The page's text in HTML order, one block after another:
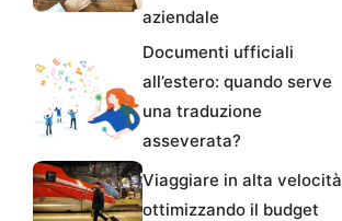
aziendale
Documenti ufficiali
all’estero: quando serve
una traduzione
asseverata?
Viaggiare in alta velocità
ottimizzando il budget